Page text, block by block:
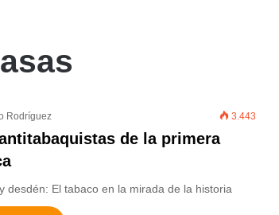
Rodríguez 3.443
de la primera
desdén: El tabaco en la mirada de la historia